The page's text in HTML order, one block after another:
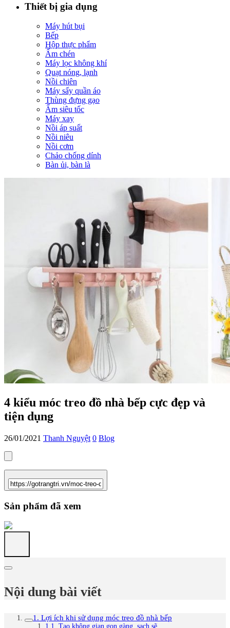
Thiết bị gia dụng
Máy hút bụi
Bếp
Hộp thực phẩm
Ấm chén
Máy lọc không khí
Quạt nóng, lạnh
Nồi chiên
Máy sấy quần áo
Thùng đựng gạo
Ấm siêu tốc
Máy xay
Nồi áp suất
Nồi niêu
Nồi cơm
Chảo chống dính
Bàn ủi, bàn là
4 kiểu móc treo đồ nhà bếp cực đẹp và
tiện dụng
26/01/2021 Thanh Nguyệt 0 Blog
Sản phẩm đã xem
Nội dung bài viết
1. Lợi ích khi sử dụng móc treo đồ nhà bếp
1.1. Tạo không gian gọn gàng, sạch sẽ